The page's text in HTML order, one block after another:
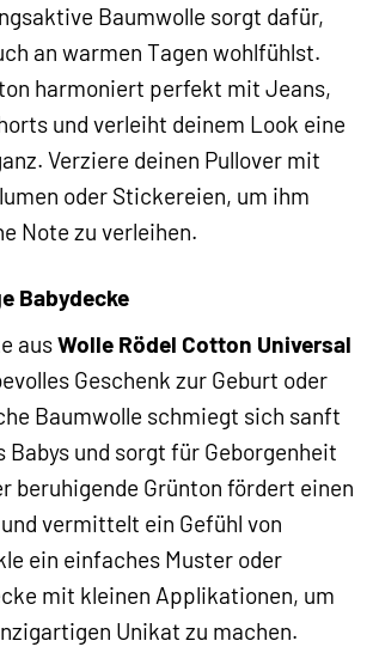
Baumwolle sorgt dafür,
an warmen Tagen wohlfühlst.
harmoniert perfekt mit Jeans,
und verleiht deinem Look eine
Verziere deinen Pullover mit
oder Stickereien, um ihm
Note zu verleihen.
Babydecke
ausWolle Rödel Cotton Universal
Geschenk zur Geburt oder
Baumwolle schmiegt sich sanft
Babys und sorgt für Geborgenheit
beruhigende Grünton fördert einen
vermittelt ein Gefühl von
ein einfaches Muster oder
mit kleinen Applikationen, um
Unikat zu machen.